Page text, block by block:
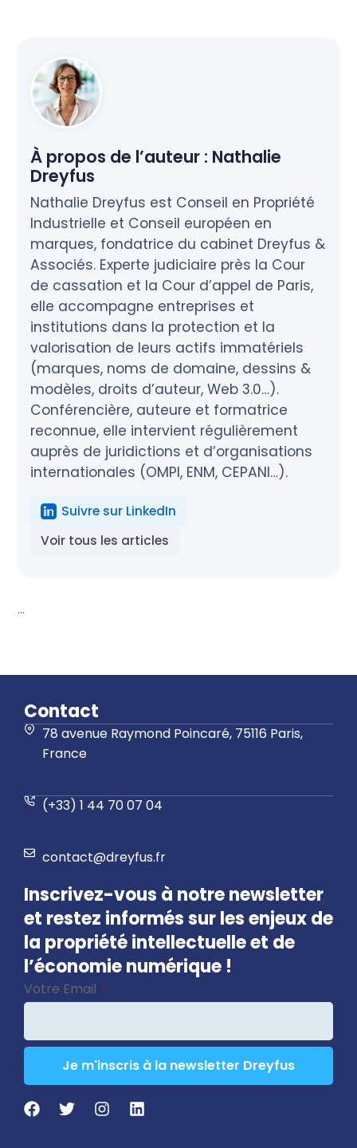
À propos de l’auteur : Nathalie
Dreyfus
Nathalie Dreyfus est Conseil en Propriété
Industrielle et Conseil européen en
marques, fondatrice du cabinet Dreyfus &
Associés. Experte judiciaire près la Cour
de cassation et la Cour d’appel de Paris,
elle accompagne entreprises et
institutions dans la protection et la
valorisation de leurs actifs immatériels
(marques, noms de domaine, dessins &
modèles, droits d’auteur, Web 3.0…).
Conférencière, auteure et formatrice
reconnue, elle intervient régulièrement
auprès de juridictions et d’organisations
internationales (OMPI, ENM, CEPANI…).
Suivre sur LinkedIn
Voir tous les articles
...
Contact
78 avenue Raymond Poincaré, 75116 Paris,
France
(+33) 1 44 70 07 04
contact@dreyfus.fr
Inscrivez-vous à notre newsletter
et restez informés sur les enjeux de
la propriété intellectuelle et de
l’économie numérique !
Votre Email *
Je m'inscris à la newsletter Dreyfus
Phone
Number